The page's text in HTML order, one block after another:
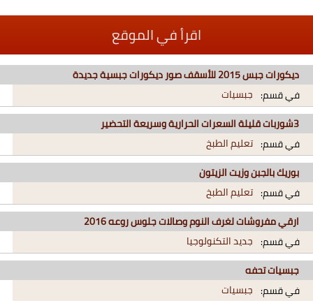
اقرأ في الموقع
ديكورات جبس 2015 للأسقف صور ديكورات جبسية جديدة
في قسم: جبسيات
3شوربات قليلة السعرات الحرارية وسريعة التحضير
في قسم: تعليم الطبخ
بوريك بالجبن وزيت الزيتون
في قسم: تعليم الطبخ
ارقي مفروشات لغرف النوم وصالات جلوس روعه 2016
في قسم: جديد التكنولوجيا
جبسيات تحفه
في قسم: جبسيات